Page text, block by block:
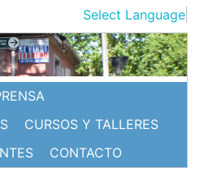
Select Language
CURSOS Y TALLERES
CONTACTO